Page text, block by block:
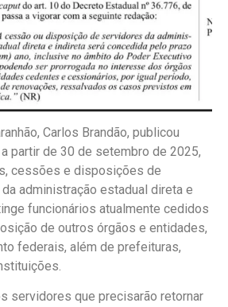
Carlos Brandão, publicou
partir de 30 de setembro de 2025,
cessões e disposições de
administração estadual direta e
funcionários atualmente cedidos
de outros órgãos e entidades,
federais, além de prefeituras,
servidores que precisarão retornar